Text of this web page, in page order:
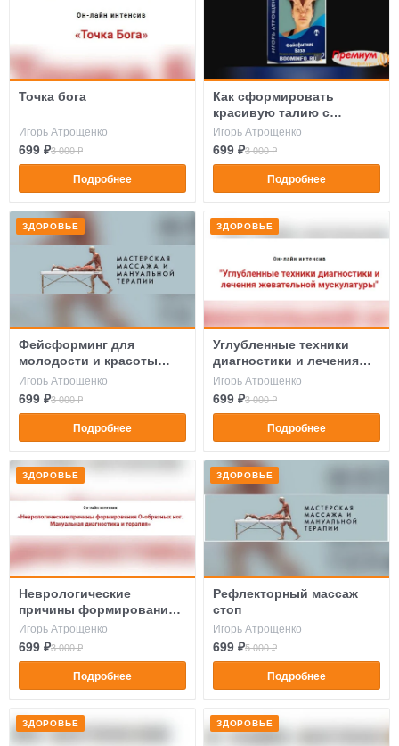
Точка бога
Игорь Атрощенко
699 ₽3 000 ₽
Подробнее
Как сформировать
красивую талию с
помощью приёмов мягкой
мануальной терапии
Игорь Атрощенко
699 ₽3 000 ₽
Подробнее
ЗДОРОВЬЕ
Фейсформинг для
молодости и красоты
лица и шеи
Игорь Атрощенко
699 ₽3 000 ₽
Подробнее
ЗДОРОВЬЕ
Углубленные техники
диагностики и лечения
жевательной
мускулатуры
Игорь Атрощенко
699 ₽3 000 ₽
Подробнее
ЗДОРОВЬЕ
Неврологические
причины формирования
о-образных ног
Игорь Атрощенко
699 ₽3 000 ₽
Подробнее
ЗДОРОВЬЕ
Рефлекторный массаж
стоп
Игорь Атрощенко
699 ₽5 000 ₽
Подробнее
ЗДОРОВЬЕ ЗДОРОВЬЕ